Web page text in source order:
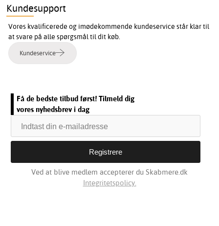
Kundesupport
Vores kvalificerede og imødekommende kundeservice står klar til
at svare på alle spørgsmål til dit køb.
Kundeservice
Få de bedste tilbud først! Tilmeld dig
vores nyhedsbrev i dag
Ved at blive medlem accepterer du Skabmere.dk
Integritetspolicy.